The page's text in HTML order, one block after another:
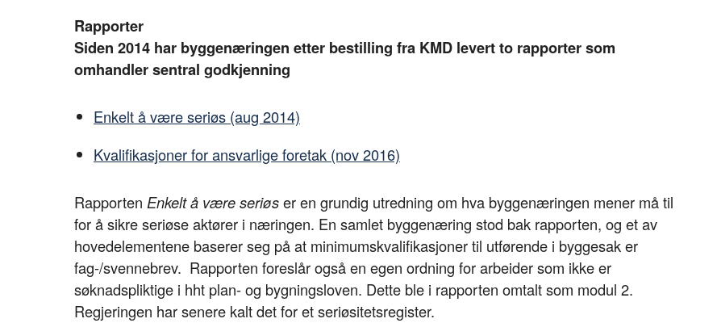
Rapporter
Siden 2014 har byggenæringen etter bestilling fra KMD levert to rapporter som
omhandler sentral godkjenning
Enkelt å være seriøs (aug 2014)
Kvalifikasjoner for ansvarlige foretak (nov 2016)
Rapporten Enkelt å være seriøser en grundig utredning om hva byggenæringen mener må til
for å sikre seriøse aktører i næringen. En samlet byggenæring stod bak rapporten, og et av
hovedelementene baserer seg på at minimumskvalifikasjoner til utførende i byggesak er
fag-/svennebrev. Rapporten foreslår også en egen ordning for arbeider som ikke er
søknadspliktige i hht plan- og bygningsloven. Dette ble i rapporten omtalt som modul 2.
Regjeringen har senere kalt det for et seriøsitetsregister.